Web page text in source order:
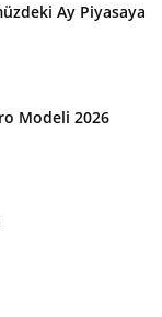
Ay Piyasaya
Modeli 2026